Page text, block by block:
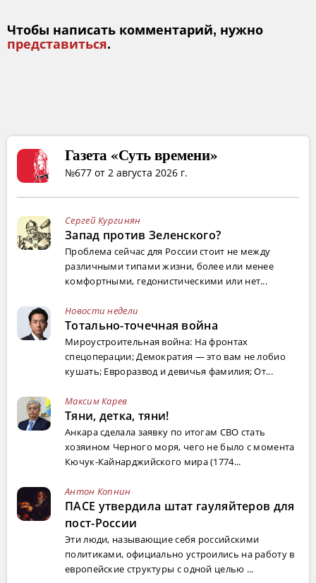
Чтобы написать комментарий, нужно
представиться.
Газета «Суть времени»
№677 от 2 августа 2026 г.
Сергей Кургинян
Запад против Зеленского?
Проблема сейчас для России стоит не между
различными типами жизни, более или менее
комфортными, гедонистическими или нет...
Новости недели
Тотально-точечная война
Мироустроительная война: На фронтах
спецоперации; Демократия — это вам не лобио
кушать; Евроразвод и девичья фамилия; От...
Максим Карев
Тяни, детка, тяни!
Анкара сделала заявку по итогам СВО стать
хозяином Черного моря, чего не было с момента
Кючук-Кайнарджийского мира (1774...
Антон Копнин
ПАСЕ утвердила штат гауляйтеров для
пост-России
Эти люди, называющие себя российскими
политиками, официально устроились на работу в
европейские структуры с одной целью ...